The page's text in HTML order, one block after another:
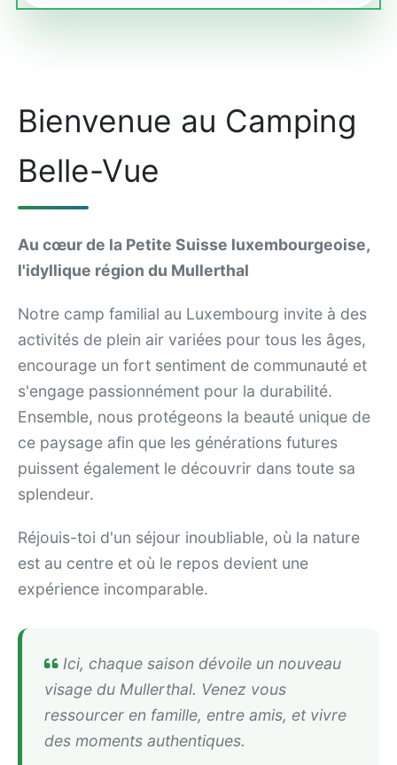
Bienvenue au Camping
Belle-Vue
Au cœur de la Petite Suisse luxembourgeoise,
l'idyllique région du Mullerthal
Notre camp familial au Luxembourg invite à des
activités de plein air variées pour tous les âges,
encourage un fort sentiment de communauté et
s'engage passionnément pour la durabilité.
Ensemble, nous protégeons la beauté unique de
ce paysage afin que les générations futures
puissent également le découvrir dans toute sa
splendeur.
Réjouis-toi d'un séjour inoubliable, où la nature
est au centre et où le repos devient une
expérience incomparable.
Ici, chaque saison dévoile un nouveau
visage du Mullerthal. Venez vous
ressourcer en famille, entre amis, et vivre
des moments authentiques.